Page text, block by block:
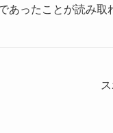
あったことが読み取